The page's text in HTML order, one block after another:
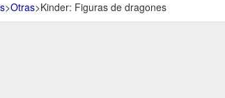
>Otras>Kinder: Figuras de dragones